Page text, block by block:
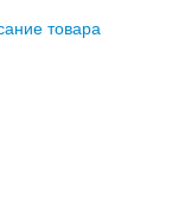
товара